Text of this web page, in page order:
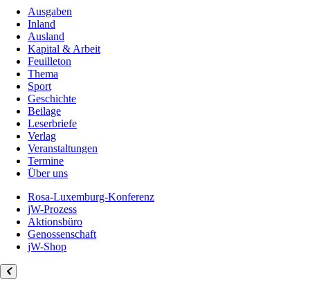
Ausgaben
Inland
Ausland
Kapital & Arbeit
Feuilleton
Thema
Sport
Geschichte
Beilage
Leserbriefe
Verlag
Veranstaltungen
Termine
Über uns
Rosa-Luxemburg-Konferenz
jW-Prozess
Aktionsbüro
Genossenschaft
jW-Shop